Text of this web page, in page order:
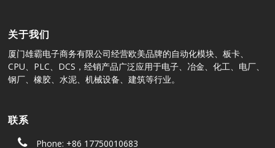
关于我们
厦门雄霸电子商务有限公司经营欧美品牌的自动化模块、板卡、
CPU、PLC、DCS，经销产品广泛应用于电子、冶金、化工、电厂、
钢厂、橡胶、水泥、机械设备、建筑等行业。
联系
Phone: +86 17750010683